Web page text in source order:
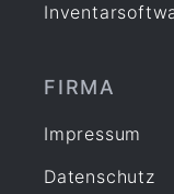
FIRMA
Impressum
Datenschutz